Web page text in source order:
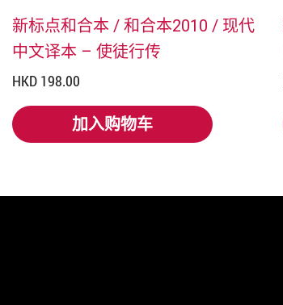
新标点和合本 / 和合本2010 / 现代
中文译本 – 使徒行传
HKD 198.00
加入购物车
加入购物车